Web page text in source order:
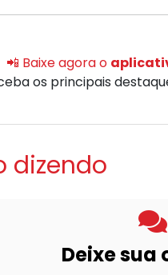
📲 Baixe agora o
os principais
dizendo
Deixe sua